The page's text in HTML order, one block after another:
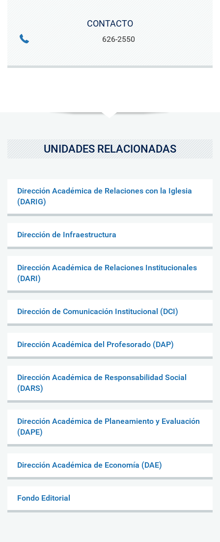
CONTACTO
626-2550
UNIDADES RELACIONADAS
Dirección Académica de Relaciones con la Iglesia
(DARIG)
Dirección de Infraestructura
Dirección Académica de Relaciones Institucionales
(DARI)
Dirección de Comunicación Institucional (DCI)
Dirección Académica del Profesorado (DAP)
Dirección Académica de Responsabilidad Social
(DARS)
Dirección Académica de Planeamiento y Evaluación
(DAPE)
Dirección Académica de Economía (DAE)
Fondo Editorial